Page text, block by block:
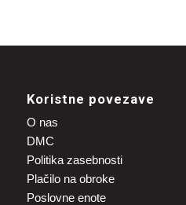
Koristne povezave
O nas
DMC
Politika zasebnosti
Plačilo na obroke
Poslovne enote